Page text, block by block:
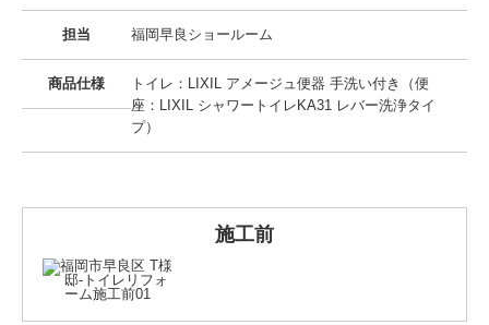
担当 福岡早良ショールーム
商品仕様
トイレ：LIXIL アメージュ便器 手洗い付き（便
座：LIXIL シャワートイレKA31 レバー洗浄タイ
プ）
施工前